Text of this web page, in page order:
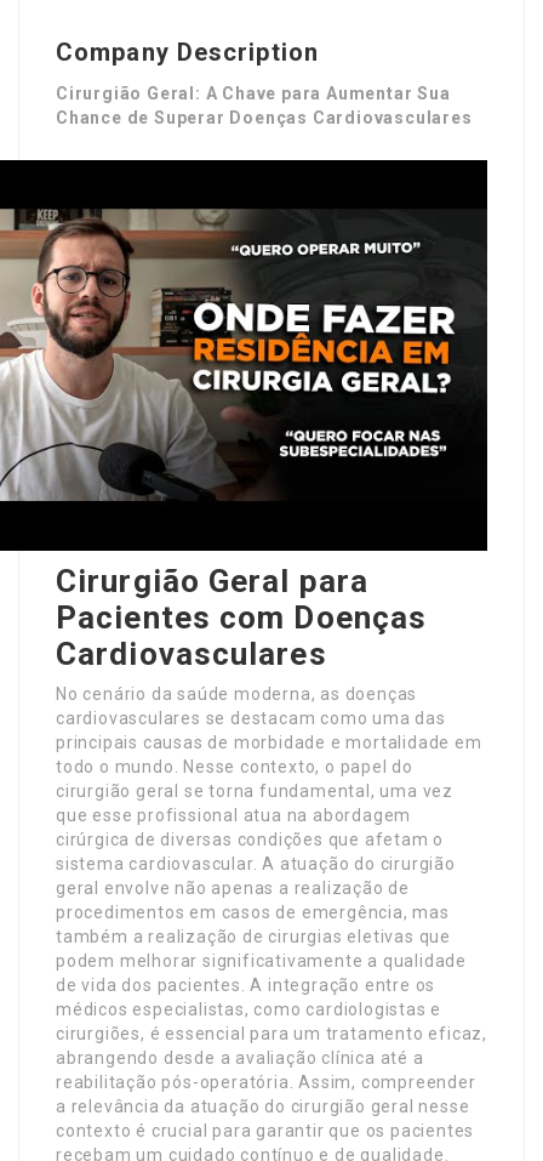
Company Description
Cirurgião Geral: A Chave para Aumentar Sua
Chance de Superar Doenças Cardiovasculares
Cirurgião Geral para
Pacientes com Doenças
Cardiovasculares
No cenário da saúde moderna, as doenças
cardiovasculares se destacam como uma das
principais causas de morbidade e mortalidade em
todo o mundo. Nesse contexto, o papel do
cirurgião geral se torna fundamental, uma vez
que esse profissional atua na abordagem
cirúrgica de diversas condições que afetam o
sistema cardiovascular. A atuação do cirurgião
geral envolve não apenas a realização de
procedimentos em casos de emergência, mas
também a realização de cirurgias eletivas que
podem melhorar significativamente a qualidade
de vida dos pacientes. A integração entre os
médicos especialistas, como cardiologistas e
cirurgiões, é essencial para um tratamento eficaz,
abrangendo desde a avaliação clínica até a
reabilitação pós-operatória. Assim, compreender
a relevância da atuação do cirurgião geral nesse
contexto é crucial para garantir que os pacientes
recebam um cuidado contínuo e de qualidade.